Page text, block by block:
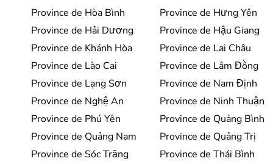
Province de Hòa Bình
Province de Hưng Yên
Province de Hải Dương
Province de Hậu Giang
Province de Khánh Hòa
Province de Lai Châu
Province de Lào Cai
Province de Lâm Đồng
Province de Lạng Sơn
Province de Nam Định
Province de Nghệ An
Province de Ninh Thuận
Province de Phú Yên
Province de Quảng Bình
Province de Quảng Nam
Province de Quảng Trị
Province de Sóc Trăng
Province de Thái Bình